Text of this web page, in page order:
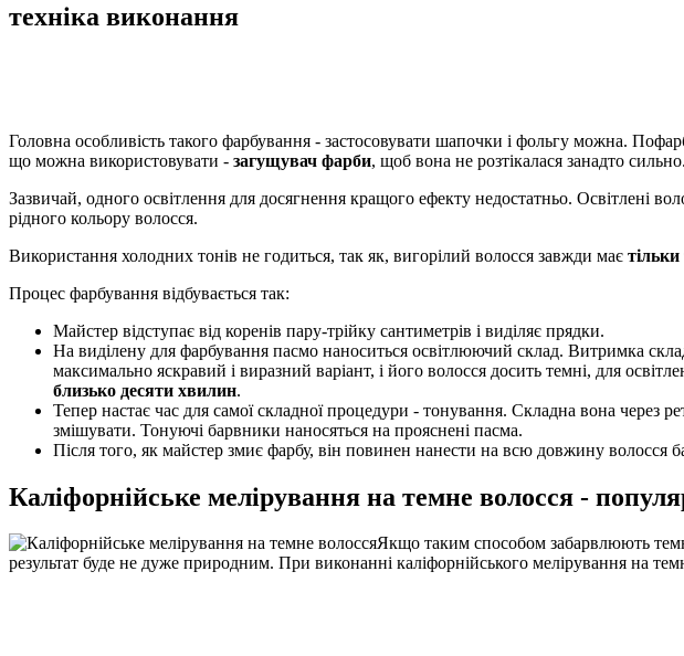
техніка виконання
Головна особливість такого фарбування - застосовувати шапочки і фольгу можна.
що можна використовувати - загущувач фарби, щоб вона не розтікалася занадто сильно.
Зазвичай, одного освітлення для досягнення кращого ефекту недостатньо. Освітлені
рідного кольору волосся.
Використання холодних тонів не годиться, так як, вигорілий волосся завжди має
Процес фарбування відбувається так:
Майстер відступає від коренів пару-трійку сантиметрів і виділяє прядки.
На виділену для фарбування пасмо наноситься освітлюючий склад. Витримка
максимально яскравий і виразний варіант, і його волосся досить темні, для
близько десяти хвилин.
Тепер настає час для самої складної процедури - тонування. Складна вона через
змішувати. Тонуючі барвники наносяться на прояснені пасма.
Після того, як майстер змиє фарбу, він повинен нанести на всю довжину волосся
Каліфорнійське мелірування на темне волосся -
Якщо таким способом забарвлюють
результат буде не дуже природним. При виконанні каліфорнійського мелірування на